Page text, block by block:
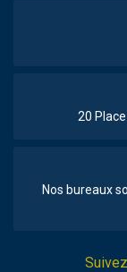
20
Nos bureaux